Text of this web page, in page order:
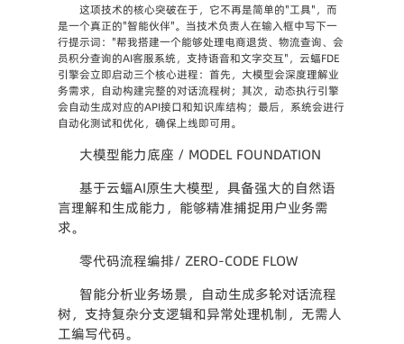
这项技术的核心突破在于，它不再是简单的"工具"，而
是一个真正的"智能伙伴"。当技术负责人在输入框中写下一
行提示词："帮我搭建一个能够处理电商退货、物流查询、会
员积分查询的AI客服系统，支持语音和文字交互"，云蝠FDE
引擎会立即启动三个核心进程：首先，大模型会深度理解业
务需求，自动构建完整的对话流程树；其次，动态执行引擎
会自动生成对应的API接口和知识库结构；最后，系统会进行
自动化测试和优化，确保上线即可用。
大模型能力底座 / MODEL FOUNDATION
基于云蝠AI原生大模型，具备强大的自然语
言理解和生成能力，能够精准捕捉用户业务需
求。
零代码流程编排/ ZERO-CODE FLOW
智能分析业务场景，自动生成多轮对话流程
树，支持复杂分支逻辑和异常处理机制，无需人
工编写代码。